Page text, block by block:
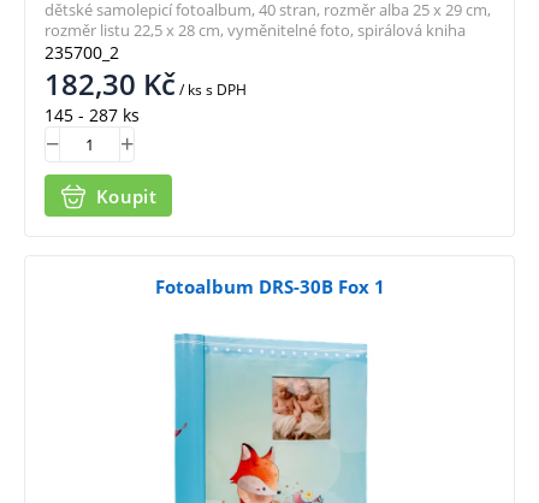
235700_2
182,30 Kč/ kss DPH
145 - 287 ks
Koupit
dětské samolepicí fotoalbum, 40 stran, rozměr alba 25 x 29 cm,
rozměr listu 22,5 x 28 cm, vyměnitelné foto, spirálová kniha
Fotoalbum DRS-30B Fox 1